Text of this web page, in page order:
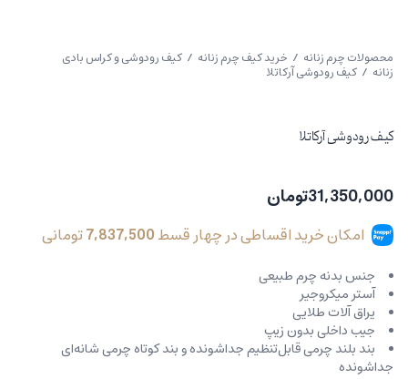
محصولات چرم زنانه / خرید کیف چرم زنانه / کیف رودوشی و کراس بادی
زنانه / کیف رودوشی آرکاتلا
کیف رودوشی آرکاتلا
31,350,000تومان
امکان خرید اقساطی در چهار قسط7,837,500تومانی
جنس بدنه چرم طبیعی
آستر میکروجیر
یراق آلات طلایی
جیب داخلی بدون زیپ
بند بلند چرمی قابل‌تنظیم جداشونده و بند کوتاه چرمی شانه‌ای
جداشونده